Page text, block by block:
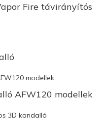
Fire távirányítós
AFW120 modellek